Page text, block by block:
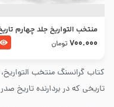
کتاب گرانسنگ منتخب
تاریخی که در بردارنده تاریخ
منتخب التواریخ جلد چهارم
امام زین العابدین و امام محمد
700.000 تومان